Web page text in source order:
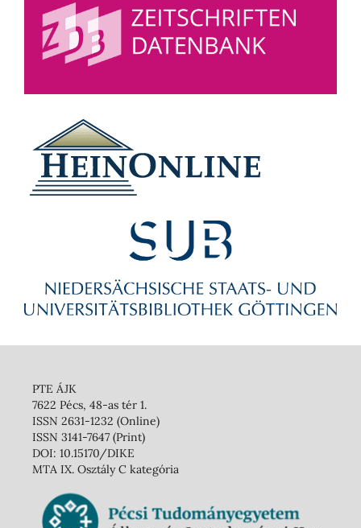
PTE ÁJK
7622 Pécs, 48-as tér 1.
ISSN 2631-1232 (Online)
ISSN 3141-7647 (Print)
DOI: 10.15170/DIKE
MTA IX. Osztály C kategória